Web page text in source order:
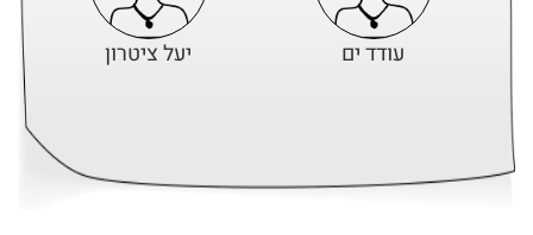
עודד ים יעל ציטרון